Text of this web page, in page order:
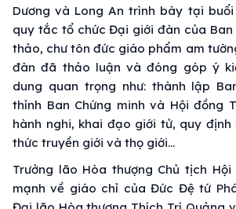
Dương và Long An trình bày tại
quy tắc tổ chức Đại giới đàn của Ban
thảo, chư tôn đức giáo phẩm am
đàn đã thảo luận và đóng góp ý
dung quan trọng như: thành lập
thỉnh Ban Chứng minh và Hội đồng
hành nghi, khai đạo giới tử, quy
thức truyền giới và thọ giới...
Trưởng lão Hòa thượng Chủ tịch
mạnh về giáo chỉ của Đức Đệ tứ